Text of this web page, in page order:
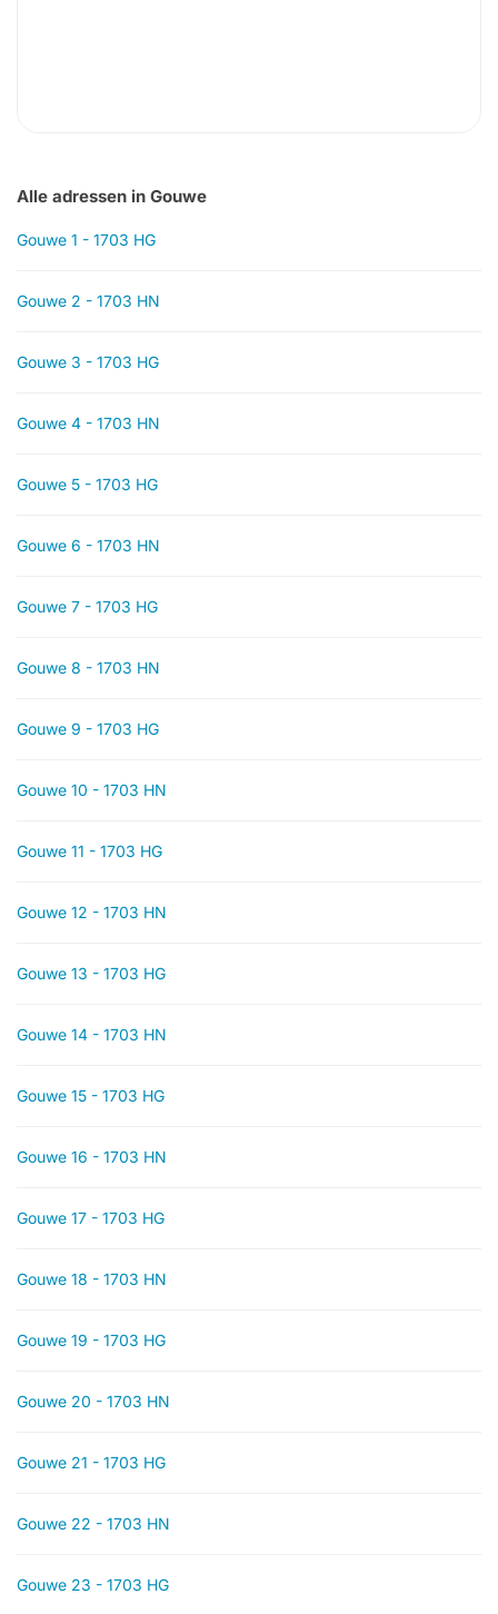
Alle adressen in Gouwe
Gouwe 1 - 1703 HG
Gouwe 2 - 1703 HN
Gouwe 3 - 1703 HG
Gouwe 4 - 1703 HN
Gouwe 5 - 1703 HG
Gouwe 6 - 1703 HN
Gouwe 7 - 1703 HG
Gouwe 8 - 1703 HN
Gouwe 9 - 1703 HG
Gouwe 10 - 1703 HN
Gouwe 11 - 1703 HG
Gouwe 12 - 1703 HN
Gouwe 13 - 1703 HG
Gouwe 14 - 1703 HN
Gouwe 15 - 1703 HG
Gouwe 16 - 1703 HN
Gouwe 17 - 1703 HG
Gouwe 18 - 1703 HN
Gouwe 19 - 1703 HG
Gouwe 20 - 1703 HN
Gouwe 21 - 1703 HG
Gouwe 22 - 1703 HN
Gouwe 23 - 1703 HG